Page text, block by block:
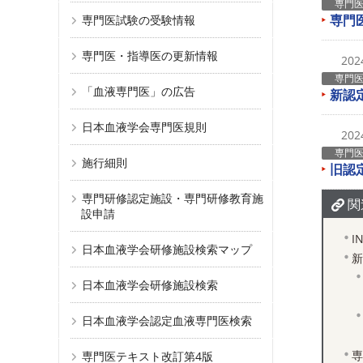
専門
専門
専門
新認
専門
旧認
専門医試験の受験情報
専門医・指導医の更新情報
「血液専門医」の広告
日本血液学会専門医規則
施行細則
専門研修認定施設・専門研修教育施
設申請
日本血液学会研修施設検索マップ
日本血液学会研修施設検索
日本血液学会認定血液専門医検索
専門医テキスト改訂第4版